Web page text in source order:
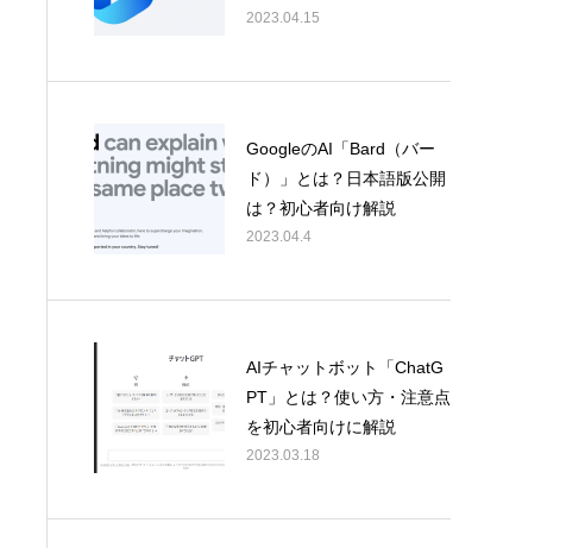
2023.04.15
GoogleのAI「Bard（バー
ド）」とは？日本語版公開
は？初心者向け解説
2023.04.4
AIチャットボット「ChatG
PT」とは？使い方・注意点
を初心者向けに解説
2023.03.18